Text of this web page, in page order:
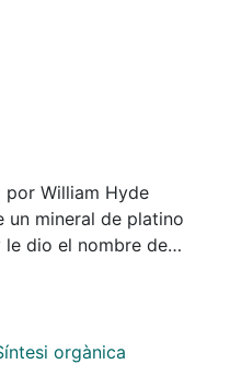
William Hyde
un mineral de platino
dio el nombre de
que había sido
orgànica